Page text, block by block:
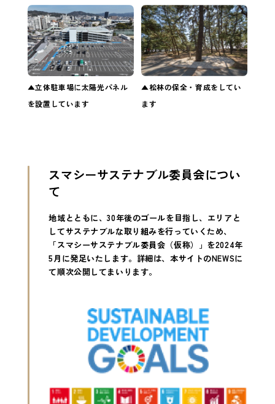
▲立体駐車場に太陽光パネル
を設置しています
▲松林の保全・育成をしてい
ます
スマシーサステナブル委員会につい
て
地域とともに、30年後のゴールを目指し、エリアと
してサステナブルな取り組みを行っていくため、
「スマシーサステナブル委員会（仮称）」を2024年
5月に発足いたします。詳細は、本サイトのNEWSに
て順次公開してまいります。